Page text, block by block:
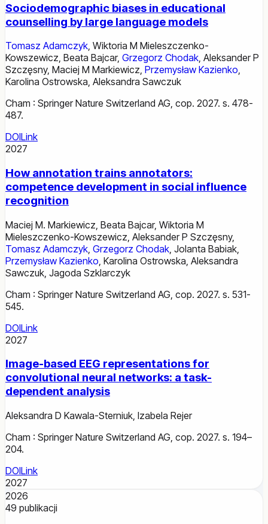
Sociodemographic biases in educational
counselling by large language models
Tomasz Adamczyk, Wiktoria M Mieleszczenko-
Kowszewicz, Beata Bajcar, Grzegorz Chodak, Aleksander P
Szczęsny, Maciej M Markiewicz, Przemysław Kazienko,
Karolina Ostrowska, Aleksandra Sawczuk
Cham : Springer Nature Switzerland AG, cop. 2027. s. 478-
487.
DOILink
2027
How annotation trains annotators:
competence development in social influence
recognition
Maciej M. Markiewicz Beata Bajcar, Wiktoria M
Mieleszczenko-Kowszewicz Aleksander P Szczęsny,
Tomasz Adamczyk Grzegorz Chodak Jolanta Babiak
Przemysław Kazienko Karolina Ostrowska Aleksandra
Sawczuk Jagoda Szklarczyk
Cham : Springer Nature Switzerland AG, cop. 2027. s. 531-
545.
DOILink
2027
Image-based EEG representations for
convolutional neural networks: a task-
dependent analysis
Aleksandra D Kawala-Sterniuk, Izabela Rejer
Cham : Springer Nature Switzerland AG, cop. 2027. s. 194–
204.
DOILink
2027
2026
49 publikacji